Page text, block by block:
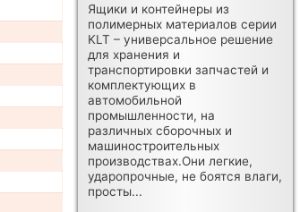
Ящики и контейнеры из
полимерных материалов серии
KLT – универсальное решение
для хранения и
транспортировки запчастей и
комплектующих в
автомобильной
промышленности, на
различных сборочных и
машиностроительных
производствах.Они легкие,
ударопрочные, не боятся влаги,
просты...